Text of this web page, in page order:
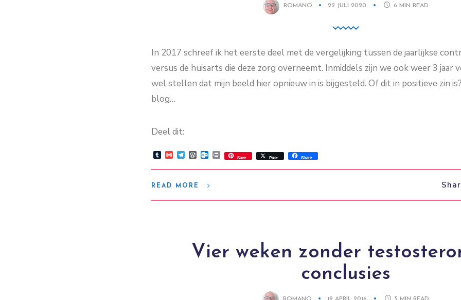
ROMANO 22 JULI 2020 6MIN READ
In 2017 schreef ik het eerste deel met de vergelijking tussen de jaarlijkse
versus de huisarts die deze zorg overneemt. Inmiddels zijn we ook weer 3 jaar
wel stellen dat mijn beeld hier opnieuw in is bijgesteld. Of dit in positieve zin
blog…
Deel dit:
TumblrGmailTelegram
WordPress
Outlook.com
PrintSave Post Share
READ MORE
Vier weken zonder
conclusies